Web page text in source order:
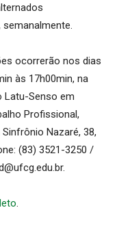
ocorrerão nos dias
às 17h00min, na
Latu-Senso em
Profissional,
Nazaré, 38,
(83) 3521-3250 /
.